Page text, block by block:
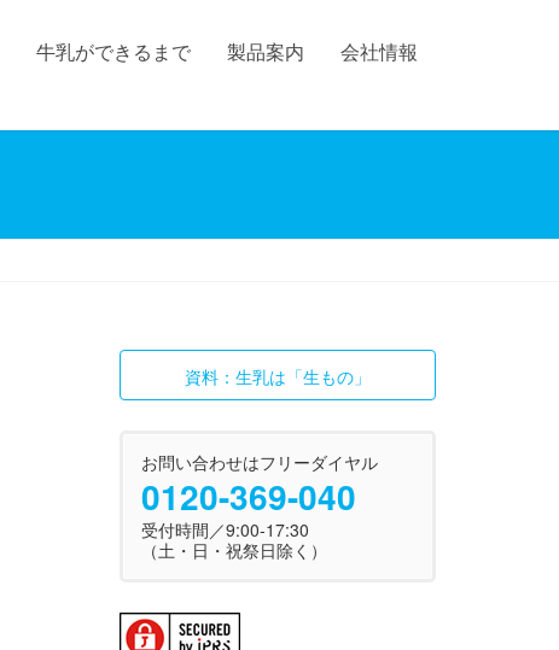
牛乳ができるまで 製品案内 会社情報
資料：生乳は「生もの」
お問い合わせはフリーダイヤル
0120-369-040
受付時間／9:00-17:30
（土・日・祝祭日除く）